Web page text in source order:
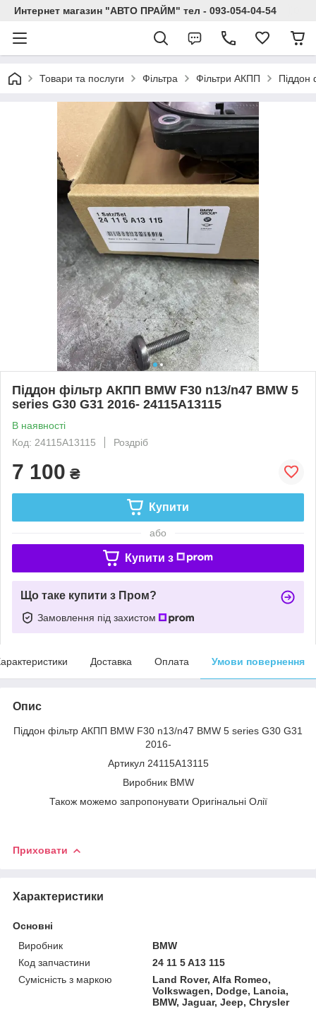
Интернет магазин "АВТО ПРАЙМ" тел - 093-054-04-54
Товари та послуги Фільтра Фільтри АКПП Піддон
Піддон фільтр АКПП BMW F30 n13/n47 BMW 5
series G30 G31 2016- 24115A13115
В наявності
Код: 24115A13115
Роздріб
7 100 ₴
Купити
або
Купити з
Що таке купити з Пром?
Замовлення під захистом
Доставка Оплата Умови повернення
Опис
Піддон фільтр АКПП BMW F30 n13/n47 BMW 5 series G30 G31
2016-
Артикул 24115A13115
Виробник BMW
Також можемо запропонувати Оригінальні Олії
Приховати
Характеристики
Основні
Виробник
BMW
Код запчастини
24 11 5 A13 115
Сумісність з маркою
Land Rover, Alfa Romeo,
Volkswagen, Dodge, Lancia,
BMW, Jaguar, Jeep, Chrysler